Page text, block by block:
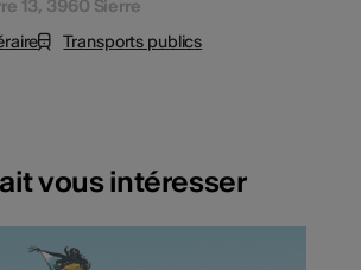
13, 3960 Sierre
Transports publics
vous intéresser